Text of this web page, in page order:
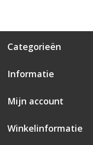
Categorieën
Informatie
Mijn account
Winkelinformatie